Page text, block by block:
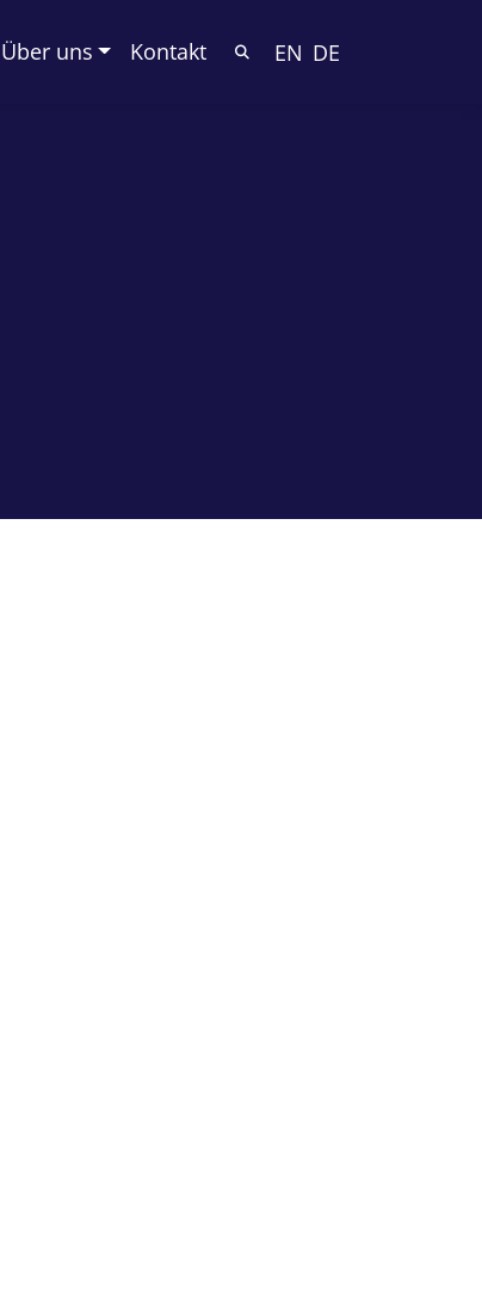
Über uns Kontakt EN DE